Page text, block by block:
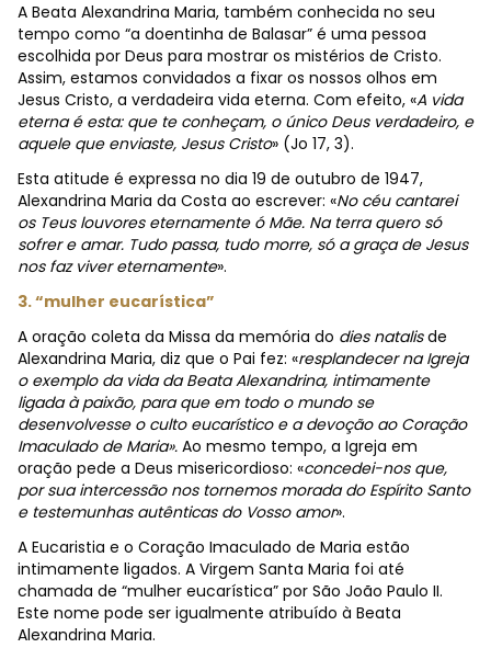
A Beata Alexandrina Maria, também conhecida no seu
tempo como “a doentinha de Balasar” é uma pessoa
escolhida por Deus para mostrar os mistérios de Cristo.
Assim, estamos convidados a fixar os nossos olhos em
Jesus Cristo, a verdadeira vida eterna. Com efeito, «A vida
eterna é esta: que te conheçam, o único Deus verdadeiro, e
aquele que enviaste, Jesus Cristo» (Jo 17, 3).
Esta atitude é expressa no dia 19 de outubro de 1947,
Alexandrina Maria da Costa ao escrever: «No céu cantarei
os Teus louvores eternamente ó Mãe. Na terra quero só
sofrer e amar. Tudo passa, tudo morre, só a graça de Jesus
nos faz viver eternamente».
3. “mulher eucarística”
A oração coleta da Missa da memória do dies natalisde
Alexandrina Maria, diz que o Pai fez: «resplandecer na Igreja
o exemplo da vida da Beata Alexandrina, intimamente
ligada à paixão, para que em todo o mundo se
desenvolvesse o culto eucarístico e a devoção ao Coração
Imaculado de Maria». Ao mesmo tempo, a Igreja em
oração pede a Deus misericordioso: «concedei-nos que,
por sua intercessão nos tornemos morada do Espírito Santo
e testemunhas autênticas do Vosso amor».
A Eucaristia e o Coração Imaculado de Maria estão
intimamente ligados. A Virgem Santa Maria foi até
chamada de “mulher eucarística” por São João Paulo II.
Este nome pode ser igualmente atribuído à Beata
Alexandrina Maria.